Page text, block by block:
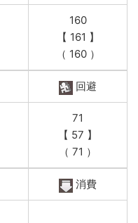
160
【 161 】
（ 160 ）
回避
71
【 57 】
（ 71 ）
消費